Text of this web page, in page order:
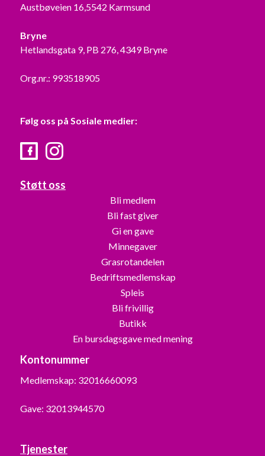
Austbøveien 16,5542 Karmsund
Bryne
Hetlandsgata 9, PB 276, 4349 Bryne
Org.nr.: 993518905
Følg oss på Sosiale medier:
FacebookInstagram
Støtt oss
Bli medlem
Bli fast giver
Gi en gave
Minnegaver
Grasrotandelen
Bedriftsmedlemskap
Spleis
Bli frivillig
Butikk
En bursdagsgave med mening
Kontonummer
Medlemskap: 32016660093
Gave: 32013944570
Tjenester